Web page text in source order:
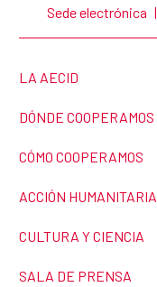
Sede electrónica |
LINK TO THE WEBSITE:
LA AECID
LINK TO THE WEBSITE:
DÓNDE COOPERAMOS
LINK TO THE WEBSITE:
CÓMO COOPERAMOS
LINK TO THE WEBSITE:
ACCIÓN HUMANITARIA
LINK TO THE WEBSITE:
CULTURA Y CIENCIA
LINK TO THE WEBSITE:
SALA DE PRENSA